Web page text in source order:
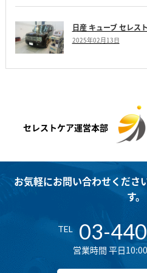
日産 キューブ セレス
2025年02月13日
セレストケア運営本部
お気軽にお問い合わせくださ
す。
TEL 03-
営業時間 平日